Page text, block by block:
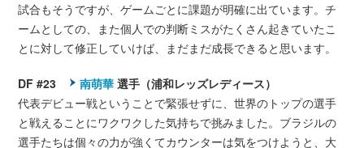
試合もそうですが、ゲームごとに課題が明確に出ています。チ
ームとしての、また個人での判断ミスがたくさん起きていたこ
とに対して修正していけば、まだまだ成長できると思います。
DF #23 南萌華 選手（浦和レッズレディース）
代表デビュー戦ということで緊張せずに、世界のトップの選手
と戦えることにワクワクした気持ちで挑みました。ブラジルの
選手たちは個々の力が強くてカウンターは気をつけようと、大